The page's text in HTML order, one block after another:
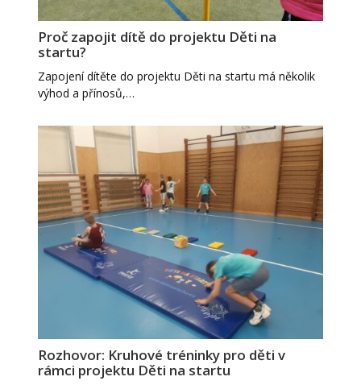
Proč zapojit dítě do projektu Děti na
startu?
Zapojení dítěte do projektu Děti na startu má několik
výhod a přínosů,…
Rozhovor: Kruhové tréninky pro děti v
rámci projektu Děti na startu